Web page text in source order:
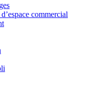
commercial